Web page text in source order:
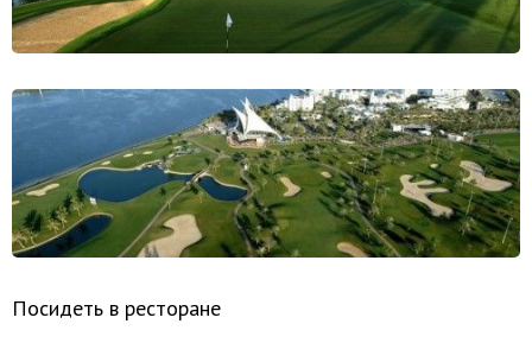
Посидеть в ресторане